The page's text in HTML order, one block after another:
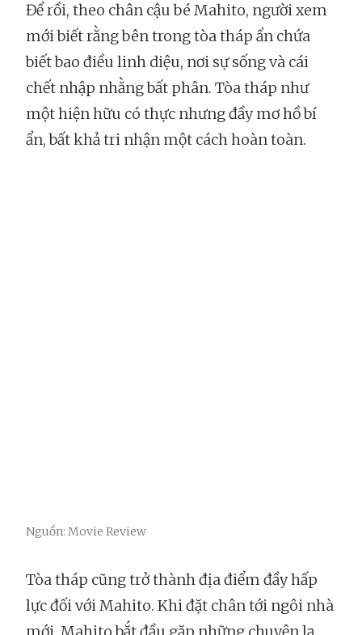
Để rồi, theo chân cậu bé Mahito, người xem
mới biết rằng bên trong tòa tháp ẩn chứa
biết bao điều linh diệu, nơi sự sống và cái
chết nhập nhằng bất phân. Tòa tháp như
một hiện hữu có thực nhưng đầy mơ hồ bí
ẩn, bất khả tri nhận một cách hoàn toàn.
Nguồn: Movie Review
Tòa tháp cũng trở thành địa điểm đầy hấp
lực đối với Mahito. Khi đặt chân tới ngôi nhà